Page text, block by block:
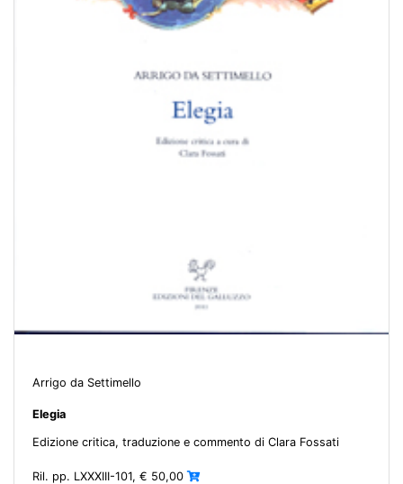
Arrigo da Settimello
Elegia
Edizione critica, traduzione e commento di Clara Fossati
Ril. pp. LXXXIII-101, € 50,00